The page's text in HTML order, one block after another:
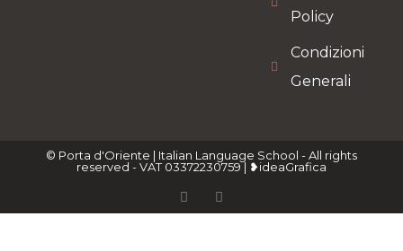
Policy
Condizioni
Generali
© Porta d'Oriente | Italian Language School - All rights
reserved - VAT 03372230759 | ❥ideaGrafica